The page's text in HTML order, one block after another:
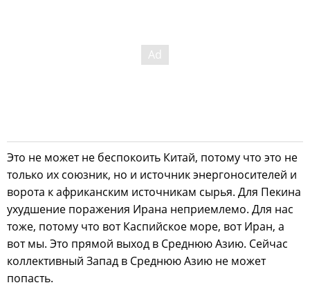
Это не может не беспокоить Китай, потому что это не
только их союзник, но и источник энергоносителей и
ворота к африканским источникам сырья. Для Пекина
ухудшение поражения Ирана неприемлемо. Для нас
тоже, потому что вот Каспийское море, вот Иран, а
вот мы. Это прямой выход в Среднюю Азию. Сейчас
коллективный Запад в Среднюю Азию не может
попасть.